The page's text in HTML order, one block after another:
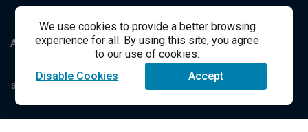
We use cookies to provide a better browsing
experience for all. By using this site, you agree
to our use of cookies.
Disable Cookies
Accept
Apoyo al Estudiante Student Support
success@vitalsource.com